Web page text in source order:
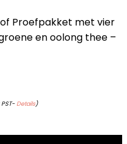
Proefpakket met vier
en oolong thee –
Details)